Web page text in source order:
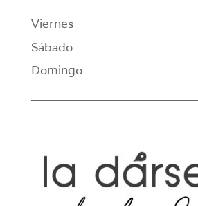
Viernes
Sábado
Domingo